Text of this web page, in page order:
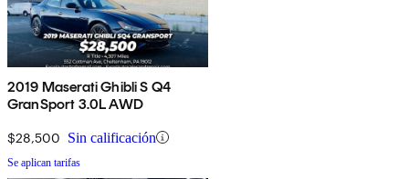
2019 Maserati Ghibli S Q4
GranSport 3.0L AWD
$28,500 Sin calificación
Se aplican tarifas